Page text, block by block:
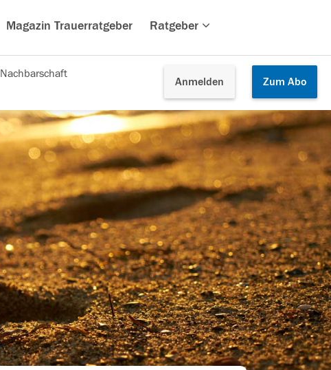
Magazin Trauerratgeber Ratgeber
Anmelden Zum Abo
Nachbarschaft